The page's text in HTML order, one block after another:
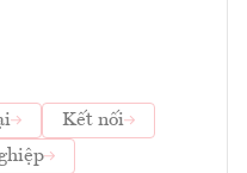
Kết nối